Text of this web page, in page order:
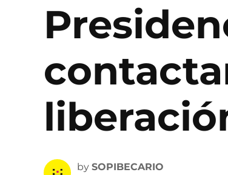
by SOPIBECARIO